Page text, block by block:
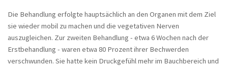
Schulter- und Nackenschmerzen - seit Jahren
Chronisches Schulter-Nacken-Syndrom
Nackenschmerzen seit 20 Jahren
Die Behandlung erfolgte hauptsächlich an den Organen mit dem Ziel
sie wieder mobil zu machen und die vegetativen Nerven
auszugleichen. Zur zweiten Behandlung - etwa 6 Wochen nach der
Erstbehandlung - waren etwa 80 Prozent ihrer Bechwerden
verschwunden. Sie hatte kein Druckgefühl mehr im Bauchbereich und